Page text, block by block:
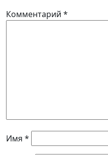
Комментарий *
Имя *